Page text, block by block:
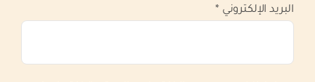
البريد الإلكتروني *